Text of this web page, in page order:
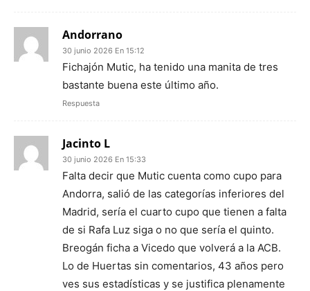
Andorrano
30 junio 2026 En 15:12
Fichajón Mutic, ha tenido una manita de tres
bastante buena este último año.
Respuesta
Jacinto L
30 junio 2026 En 15:33
Falta decir que Mutic cuenta como cupo para
Andorra, salió de las categorías inferiores del
Madrid, sería el cuarto cupo que tienen a falta
de si Rafa Luz siga o no que sería el quinto.
Breogán ficha a Vicedo que volverá a la ACB.
Lo de Huertas sin comentarios, 43 años pero
ves sus estadísticas y se justifica plenamente